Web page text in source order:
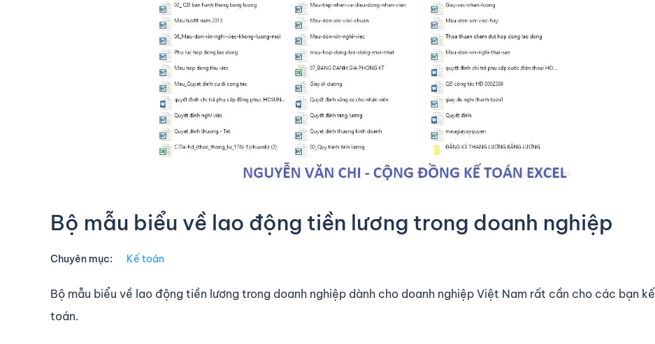
Bộ mẫu biểu về lao động tiền lương trong doanh nghiệp
Chuyên mục: Kế toán
Bộ mẫu biểu về lao động tiền lương trong doanh nghiệp dành cho doanh nghiệp Việt Nam rất cần cho các bạn kế
toán.